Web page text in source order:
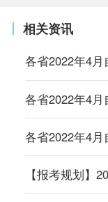
相关资讯
各省2022年4
各省2022年4
各省2022年4
【报考规划】